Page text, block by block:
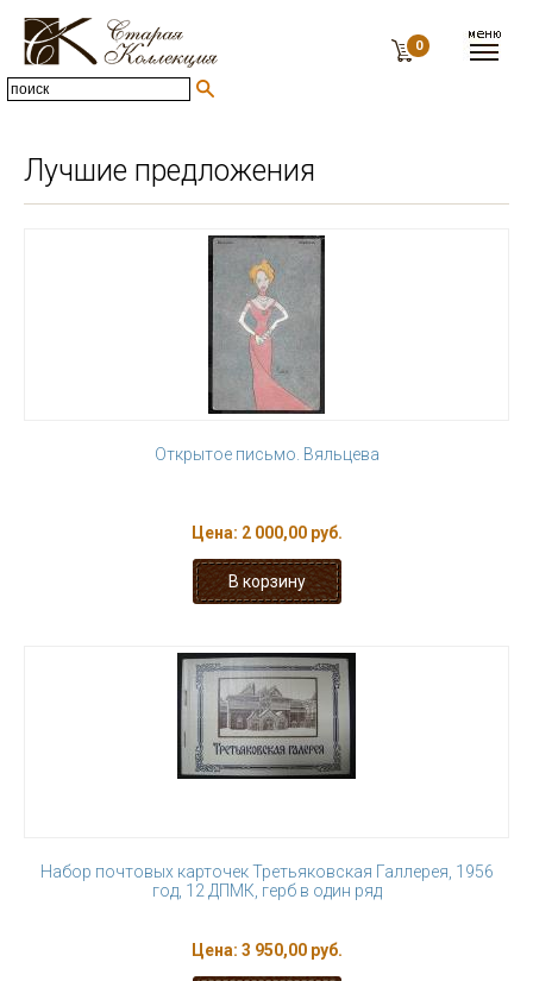
0
Лучшие предложения
Открытое письмо. Вяльцева
Цена: 2 000,00 руб.
Набор почтовых карточек Третьяковская Галлерея, 1956
год, 12 ДПМК, герб в один ряд
Цена: 3 950,00 руб.